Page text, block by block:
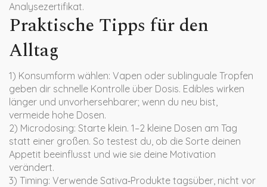
Analysezertifikat.
Praktische Tipps für den
Alltag
1) Konsumform wählen: Vapen oder sublinguale Tropfen
geben dir schnelle Kontrolle über Dosis. Edibles wirken
länger und unvorhersehbarer; wenn du neu bist,
vermeide hohe Dosen.
2) Microdosing: Starte klein. 1–2 kleine Dosen am Tag
statt einer großen. So testest du, ob die Sorte deinen
Appetit beeinflusst und wie sie deine Motivation
verändert.
3) Timing: Verwende Sativa‑Produkte tagsüber, nicht vor